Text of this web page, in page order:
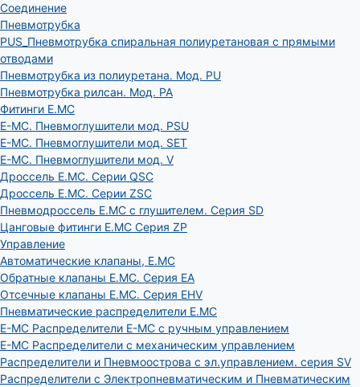
Соединение
Пневмотрубка
PUS_Пневмотрубка спиральная полиуретановая с прямыми
отводами
Пневмотрубка из полиуретана. Мод. РU
Пневмотрубка рилсан. Мод. PA
Фитинги E.MC
E-MC. Пневмоглушители мод. PSU
E-MC. Пневмоглушители мод. SET
E-MC. Пневмоглушители мод. V
Дроссель E.MC. Серии QSC
Дроссель E.MC. Серии ZSC
Пневмодроссель E.MC с глушителем. Серия SD
Цанговые фитинги E.MC Серия ZP
Управление
Автоматические клапаны, Е.МС
Обратные клапаны E.MC. Серия EA
Отсечные клапаны E.MC. Серия EHV
Пневматические распределители E.MC
E-MC Распределители E-MC с ручным управлением
E-MC Распределители с механическим управлением
Распределители и Пневмоострова с эл.управлением. серия SV
Распределители с Электропневматическим и Пневматическим